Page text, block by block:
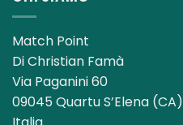
Match Point
Di Christian Famà
Via Paganini 60
09045 Quartu S’Elena (CA)